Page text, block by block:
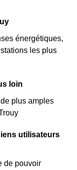
énergétiques,
les plus
loin
plus amples
utilisateurs
de pouvoir